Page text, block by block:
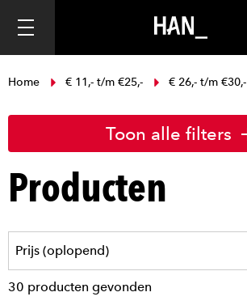
Home € 11,- t/m €25,- € 26,- t/m €30,-
Toon alle filters
Producten
30 producten gevonden